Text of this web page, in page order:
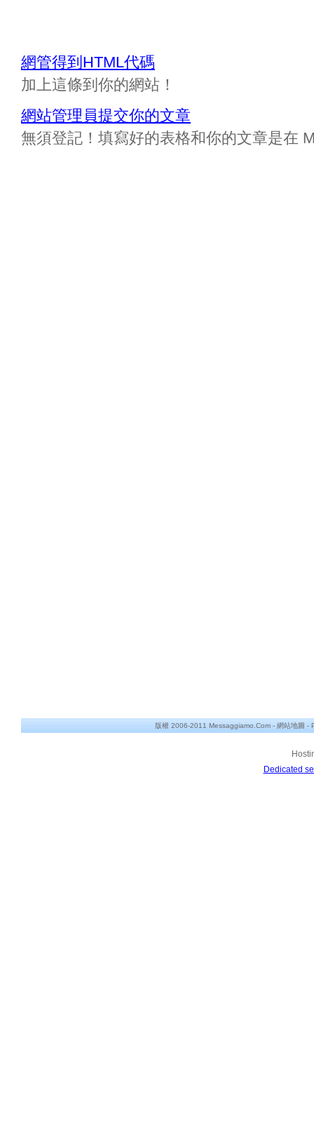
網管得到HTML代碼
加上這條到你的網站！
網站管理員提交你的文章
無須登記！填寫好的表格和你的文章是在
版權 2006-2011 Messaggiamo.Com - 網站地圖 -
Dedicated